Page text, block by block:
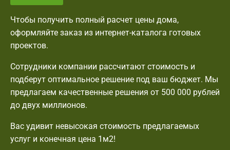
Чтобы получить полный расчет цены дома,
оформляйте заказ из интернет-каталога готовых
проектов.
Сотрудники компании рассчитают стоимость и
подберут оптимальное решение под ваш бюджет. Мы
предлагаем качественные решения от 500 000 рублей
до двух миллионов.
Вас удивит невысокая стоимость предлагаемых
услуг и конечная цена 1м2!